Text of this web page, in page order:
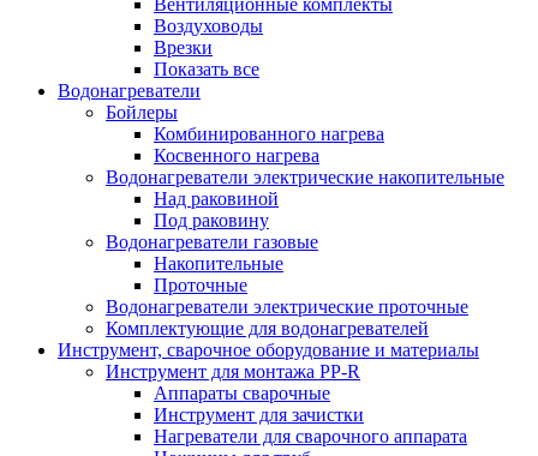
Вентиляционные комплекты
Воздуховоды
Врезки
Показать все
Водонагреватели
Бойлеры
Комбинированного нагрева
Косвенного нагрева
Водонагреватели электрические накопительные
Над раковиной
Под раковину
Водонагреватели газовые
Накопительные
Проточные
Водонагреватели электрические проточные
Комплектующие для водонагревателей
Инструмент, сварочное оборудование и материалы
Инструмент для монтажа PP-R
Аппараты сварочные
Инструмент для зачистки
Нагреватели для сварочного аппарата